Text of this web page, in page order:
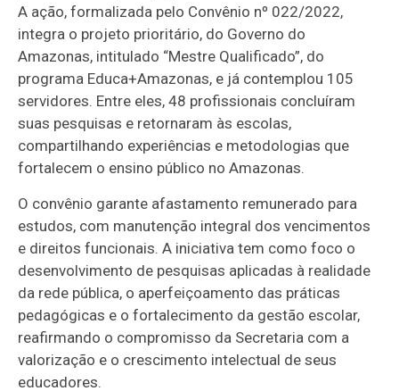
A ação, formalizada pelo Convênio nº 022/2022,
integra o projeto prioritário, do Governo do
Amazonas, intitulado “Mestre Qualificado”, do
programa Educa+Amazonas, e já contemplou 105
servidores. Entre eles, 48 profissionais concluíram
suas pesquisas e retornaram às escolas,
compartilhando experiências e metodologias que
fortalecem o ensino público no Amazonas.
O convênio garante afastamento remunerado para
estudos, com manutenção integral dos vencimentos
e direitos funcionais. A iniciativa tem como foco o
desenvolvimento de pesquisas aplicadas à realidade
da rede pública, o aperfeiçoamento das práticas
pedagógicas e o fortalecimento da gestão escolar,
reafirmando o compromisso da Secretaria com a
valorização e o crescimento intelectual de seus
educadores.